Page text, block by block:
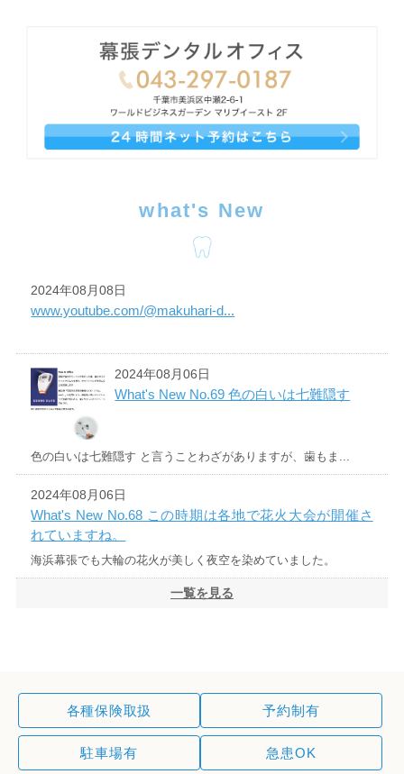
what's New
2024年08月08日
www.youtube.com/@makuhari-d...
2024年08月06日
What's New No.69 色の白いは七難隠す
色の白いは七難隠す と言うことわざがありますが、歯もま...
2024年08月06日
What's New No.68 この時期は各地で花火大会が開催さ
れていますね。
海浜幕張でも大輪の花火が美しく夜空を染めていました。
一覧を見る
各種保険取扱 予約制有
駐車場有 急患OK